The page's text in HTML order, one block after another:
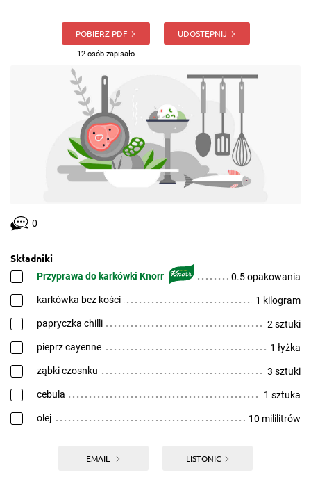
POBIERZ PDF
12 osób zapisało
UDOSTĘPNIJ
0
Składniki
Przyprawa do karkówki Knorr 0.5 opakowania
karkówka bez kości 1 kilogram
papryczka chilli 2 sztuki
pieprz cayenne 1 łyżka
ząbki czosnku 3 sztuki
cebula 1 sztuka
olej 10 mililitrów
EMAIL LISTONIC